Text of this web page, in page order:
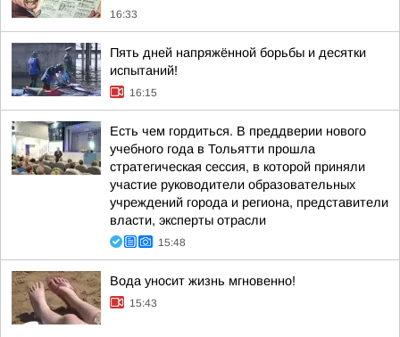
16:33
Пять дней напряжённой борьбы и десятки
испытаний!
16:15
Есть чем гордиться. В преддверии нового
учебного года в Тольятти прошла
стратегическая сессия, в которой приняли
участие руководители образовательных
учреждений города и региона, представители
власти, эксперты отрасли
15:48
Вода уносит жизнь мгновенно!
15:43